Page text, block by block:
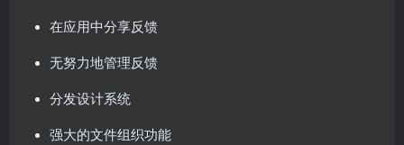
在应用中分享反馈
无努力地管理反馈
分发设计系统
强大的文件组织功能